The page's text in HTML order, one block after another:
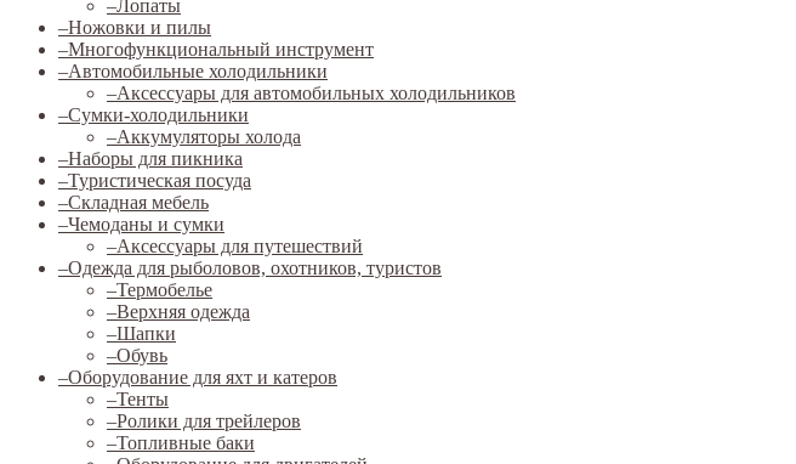
–Лопаты
–Ножовки и пилы
–Многофункциональный инструмент
–Автомобильные холодильники
–Аксессуары для автомобильных холодильников
–Сумки-холодильники
–Аккумуляторы холода
–Наборы для пикника
–Туристическая посуда
–Складная мебель
–Чемоданы и сумки
–Аксессуары для путешествий
–Одежда для рыболовов, охотников, туристов
–Термобелье
–Верхняя одежда
–Шапки
–Обувь
–Оборудование для яхт и катеров
–Тенты
–Ролики для трейлеров
–Топливные баки